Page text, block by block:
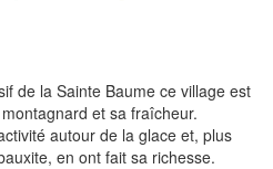
de la Sainte Baume ce village est
et sa fraîcheur.
autour de la glace et, plus
en ont fait sa richesse.